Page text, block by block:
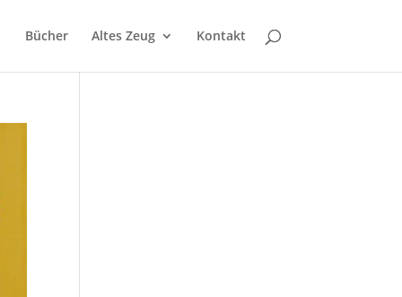
Bücher Altes Zeug Kontakt